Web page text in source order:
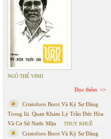
NGÔ THẾ VINH
Đọc thêm
Cristoforo Borri Và Ký Sự Đàng
Trong Iii. Quan Khám Lý Trần Đức Hòa
Và Cơ Sở Nước Mặn
THỤY KHUÊ
Cristoforo Borri Và Ký Sự Đàng